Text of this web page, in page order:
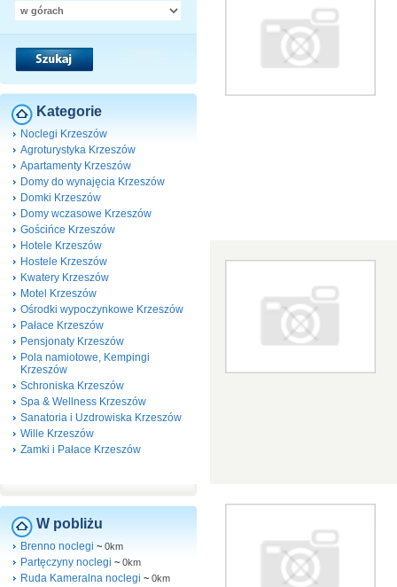
Kategorie
Noclegi Krzeszów
Agroturystyka Krzeszów
Apartamenty Krzeszów
Domy do wynajęcia Krzeszów
Domki Krzeszów
Domy wczasowe Krzeszów
Gościńce Krzeszów
Hotele Krzeszów
Hostele Krzeszów
Kwatery Krzeszów
Motel Krzeszów
Ośrodki wypoczynkowe Krzeszów
Pałace Krzeszów
Pensjonaty Krzeszów
Pola namiotowe, Kempingi
Krzeszów
Schroniska Krzeszów
Spa & Wellness Krzeszów
Sanatoria i Uzdrowiska Krzeszów
Wille Krzeszów
Zamki i Pałace Krzeszów
W pobliżu
Brenno noclegi ~ 0km
Partęczyny noclegi ~ 0km
Ruda Kameralna noclegi ~ 0km